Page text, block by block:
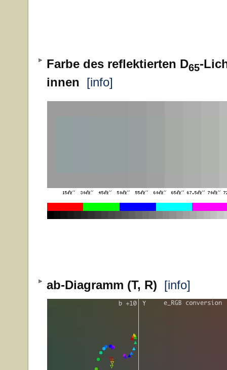
Farbe des reflektierten D65-
innen [info]
ab-Diagramm (T, R) [info]